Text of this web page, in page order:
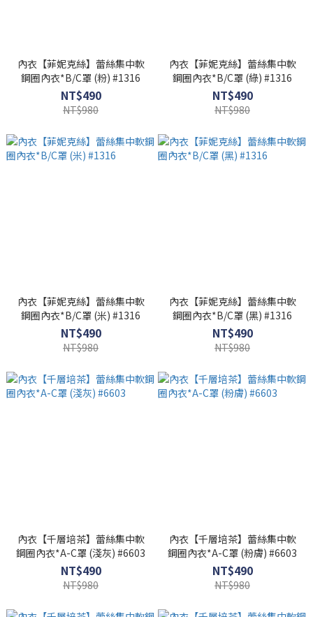
內衣【菲妮克絲】蕾絲集中軟
鋼圈內衣*B/C罩 (粉) #1316
NT$490
NT$980
內衣【菲妮克絲】蕾絲集中軟
鋼圈內衣*B/C罩 (綠) #1316
NT$490
NT$980
內衣【菲妮克絲】蕾絲集中軟
鋼圈內衣*B/C罩 (米) #1316
NT$490
NT$980
內衣【菲妮克絲】蕾絲集中軟
鋼圈內衣*B/C罩 (黑) #1316
NT$490
NT$980
內衣【千層培茶】蕾絲集中軟
鋼圈內衣*A-C罩 (淺灰) #6603
NT$490
NT$980
內衣【千層培茶】蕾絲集中軟
鋼圈內衣*A-C罩 (粉膚) #6603
NT$490
NT$980